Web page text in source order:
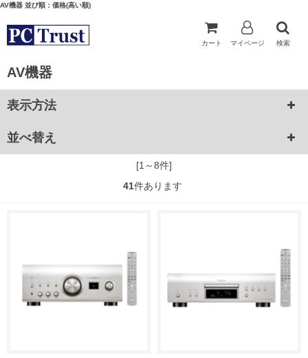
AV機器 並び順：価格(高い順)
カート マイページ 検索
AV機器
表示方法
並べ替え
[1～8件]
41件あります